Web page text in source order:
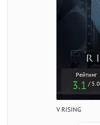
Рейтинг
3.1 / 5.0
V RISING